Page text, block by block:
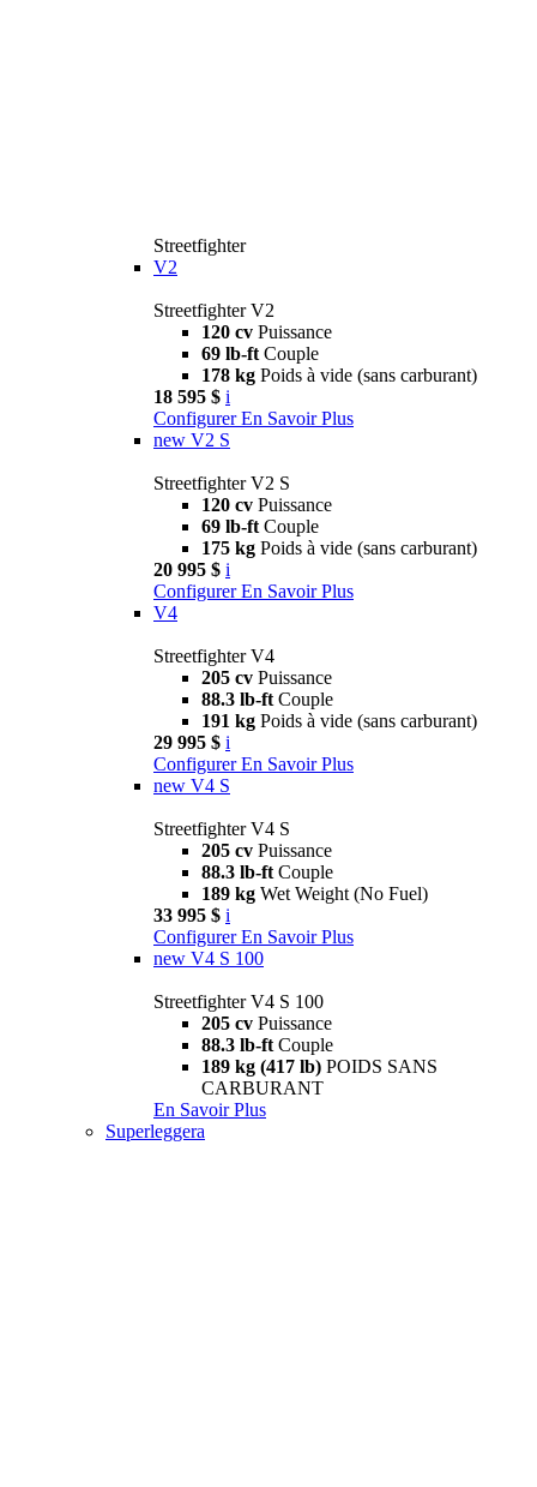
Streetfighter
V2
Streetfighter V2
120 cv Puissance
69 lb-ft Couple
178 kg Poids à vide (sans carburant)
18 595 $ i
Configurer En Savoir Plus
new V2 S
Streetfighter V2 S
120 cv Puissance
69 lb-ft Couple
175 kg Poids à vide (sans carburant)
20 995 $ i
Configurer En Savoir Plus
V4
Streetfighter V4
205 cv Puissance
88.3 lb-ft Couple
191 kg Poids à vide (sans carburant)
29 995 $ i
Configurer En Savoir Plus
new V4 S
Streetfighter V4 S
205 cv Puissance
88.3 lb-ft Couple
189 kg Wet Weight (No Fuel)
33 995 $ i
Configurer En Savoir Plus
new V4 S 100
Streetfighter V4 S 100
205 cv Puissance
88.3 lb-ft Couple
189 kg (417 lb) POIDS SANS
CARBURANT
En Savoir Plus
Superleggera